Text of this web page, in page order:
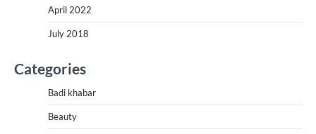
April 2022
July 2018
Categories
Badi khabar
Beauty